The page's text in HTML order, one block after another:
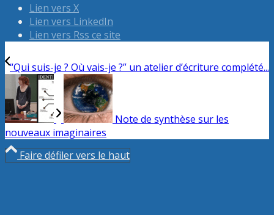
Lien vers X
Lien vers LinkedIn
Lien vers Rss ce site
“Qui suis-je ? Où vais-je ?” un atelier d’écriture complété...
Note de synthèse sur les
nouveaux imaginaires
Faire défiler vers le haut